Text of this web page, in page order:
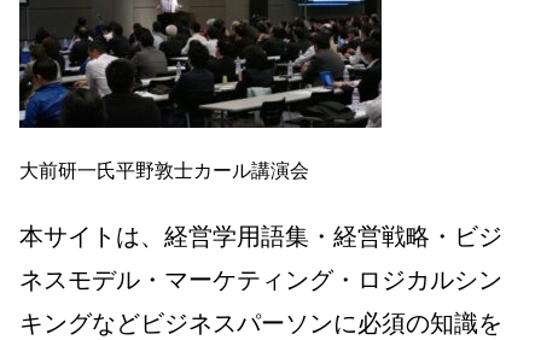
大前研一氏平野敦士カール講演会
本サイトは、経営学用語集・経営戦略・ビジ
ネスモデル・マーケティング・ロジカルシン
キングなどビジネスパーソンに必須の知識を